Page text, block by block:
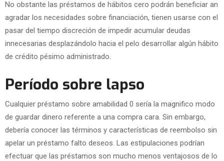
No obstante las préstamos de hábitos cero podrán beneficiar an
agradar los necesidades sobre financiación, tienen usarse con el
pasar del tiempo discreción de impedir acumular deudas
innecesarias desplazándolo hacia el pelo desarrollar algún hábito
de crédito pésimo administrado.
Período sobre lapso
Cualquier préstamo sobre amabilidad 0 serí­a la magnifico modo
de guardar dinero referente a una compra cara. Sin embargo,
debería conocer las términos y características de reembolso sin
apelar un préstamo falto deseos. Las estipulaciones podrían
efectuar que las préstamos son mucho menos ventajosos de lo